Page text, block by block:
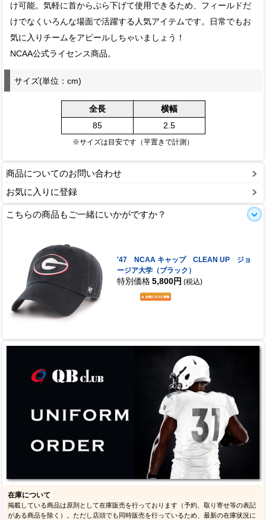
け可能。気軽に首からぶら下げて使用できるため、フィールドだ
けでなくいろんな場面で活躍する人気アイテムです。日常でもお
気に入りチームをアピールしちゃいましょう！
NCAA公式ライセンス商品。
サイズ(単位：cm)
全長
横幅
85
2.5
※サイズは目安です（平置きで計測）
商品についてのお問い合わせ
お気に入りに登録
こちらの商品もご一緒にいかがですか？
'47 NCAA キャップ CLEAN UP ジョ
ージア大学（ブラック）
特別価格 5,800円 (税込)
在庫について
掲載している商品は原則として在庫販売を行っております（予約、取り寄せ等の表記
がある商品を除く）。ただし店頭でも同時販売を行っているため、最新の在庫状況に